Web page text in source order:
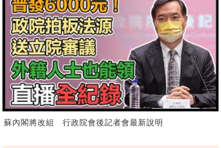
蘇內閣將改組 行政院會後記者會最新說明